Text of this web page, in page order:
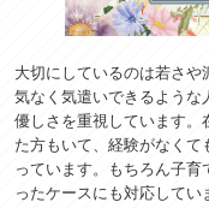
大切にしているのは若さや
気なく気遣いできるよう
優しさを重視しています。
た方もいて、経験がなく
っています。もちろん子
ったケースにも対応してい